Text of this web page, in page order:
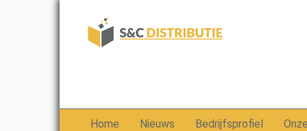
Home Nieuws Bedrijfsprofiel